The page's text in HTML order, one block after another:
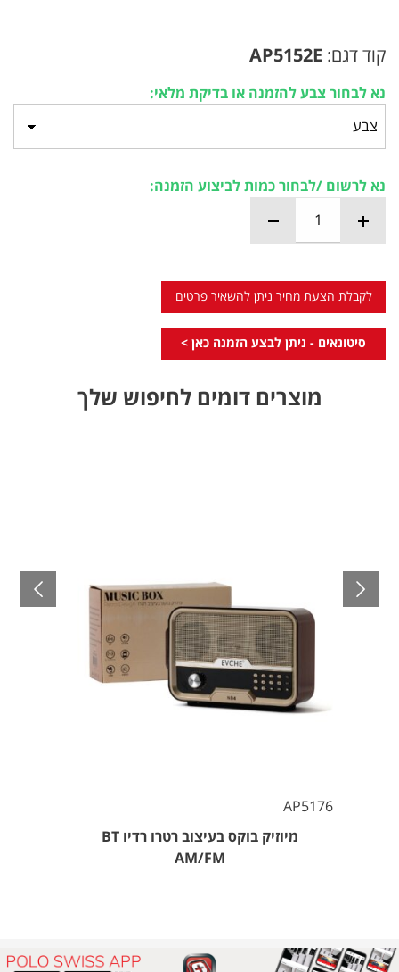
קוד דגם: AP5152E
נא לבחור צבע להזמנה או בדיקת מלאי:
נא לרשום /לבחור כמות לביצוע הזמנה:
לקבלת הצעת מחיר ניתן להשאיר פרטים
סיטונאים - ניתן לבצע הזמנה כאן >
מוצרים דומים לחיפוש שלך
AP5176
מיוזיק בוקס בעיצוב רטרו רדיו BT
AM/FM